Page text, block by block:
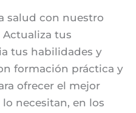
salud con nuestro
Actualiza tus
tus habilidades y
formación práctica y
ofrecer el mejor
necesitan, en los